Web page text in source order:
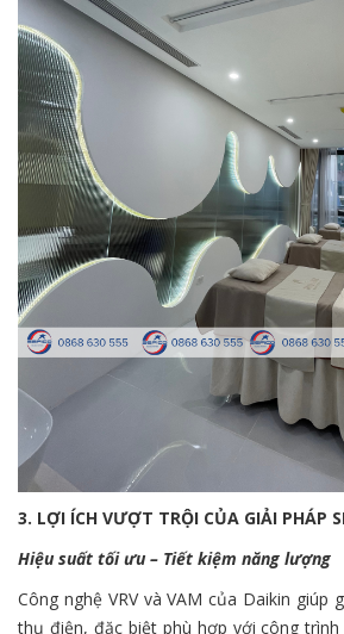
3. LỢI ÍCH VƯỢT TRỘI CỦA GIẢI PHÁP
Hiệu suất tối ưu – Tiết kiệm năng lượng
Công nghệ VRV và VAM của Daikin giúp
thụ điện, đặc biệt phù hợp với công